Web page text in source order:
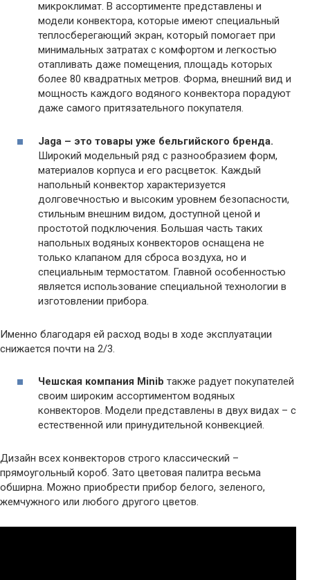
микроклимат. В ассортименте представлены и
модели конвектора, которые имеют специальный
теплосберегающий экран, который помогает при
минимальных затратах с комфортом и легкостью
отапливать даже помещения, площадь которых
более 80 квадратных метров. Форма, внешний вид и
мощность каждого водяного конвектора порадуют
даже самого притязательного покупателя.
Jaga – это товары уже бельгийского бренда.
Широкий модельный ряд с разнообразием форм,
материалов корпуса и его расцветок. Каждый
напольный конвектор характеризуется
долговечностью и высоким уровнем безопасности,
стильным внешним видом, доступной ценой и
простотой подключения. Большая часть таких
напольных водяных конвекторов оснащена не
только клапаном для сброса воздуха, но и
специальным термостатом. Главной особенностью
является использование специальной технологии в
изготовлении прибора.
Именно благодаря ей расход воды в ходе эксплуатации
снижается почти на 2/3.
Чешская компания Minib также радует покупателей
своим широким ассортиментом водяных
конвекторов. Модели представлены в двух видах – с
естественной или принудительной конвекцией.
Дизайн всех конвекторов строго классический –
прямоугольный короб. Зато цветовая палитра весьма
обширна. Можно приобрести прибор белого, зеленого,
жемчужного или любого другого цветов.